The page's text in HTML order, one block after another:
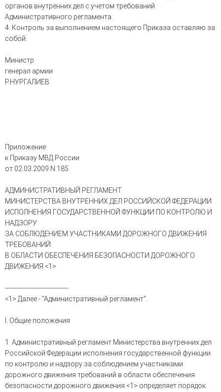
органов внутренних дел с учетом требований
Административного регламента.
4. Контроль за выполнением настоящего Приказа оставляю за
собой.
Министр
генерал армии
Р.НУРГАЛИЕВ
Приложение
к Приказу МВД России
от 02.03.2009 N 185
АДМИНИСТРАТИВНЫЙ РЕГЛАМЕНТ
МИНИСТЕРСТВА ВНУТРЕННИХ ДЕЛ РОССИЙСКОЙ ФЕДЕРАЦИИ
ИСПОЛНЕНИЯ ГОСУДАРСТВЕННОЙ ФУНКЦИИ ПО КОНТРОЛЮ И
НАДЗОРУ
ЗА СОБЛЮДЕНИЕМ УЧАСТНИКАМИ ДОРОЖНОГО ДВИЖЕНИЯ
ТРЕБОВАНИЙ
В ОБЛАСТИ ОБЕСПЕЧЕНИЯ БЕЗОПАСНОСТИ ДОРОЖНОГО
ДВИЖЕНИЯ <1>
--------------------------------
<1> Далее - "Административный регламент".
I. Общие положения
1. Административный регламент Министерства внутренних дел
Российской Федерации исполнения государственной функции
по контролю и надзору за соблюдением участниками
дорожного движения требований в области обеспечения
безопасности дорожного движения <1> определяет порядок